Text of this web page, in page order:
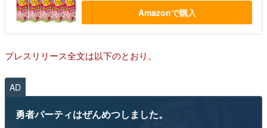
Amazonで購入
プレスリリース全文は以下のとおり。
AD
勇者パーティはぜんめつしました。